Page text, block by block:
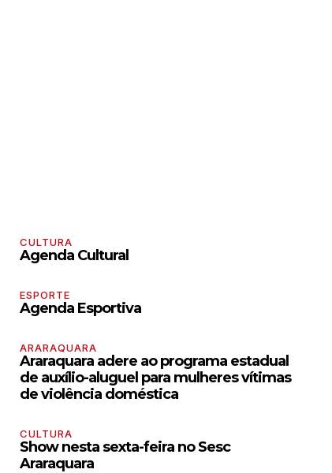
CULTURA
Agenda Cultural
ESPORTE
Agenda Esportiva
ARARAQUARA
Araraquara adere ao programa estadual
de auxílio-aluguel para mulheres vítimas
de violência doméstica
CULTURA
Show nesta sexta-feira no Sesc
Araraquara